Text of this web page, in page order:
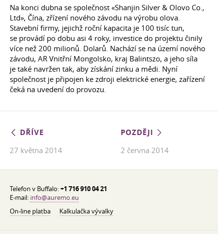
Na konci dubna se společnost «Shanjin Silver & Olovo Co.,
Ltd», Čína, zřízení nového závodu na výrobu olova.
Stavební firmy, jejichž roční kapacita je 100 tisíc tun,
se provádí po dobu asi 4 roky, investice do projektu činily
více než 200 milionů. Dolarů. Nachází se na území nového
závodu, AR Vnitřní Mongolsko, kraj Balintszo, a jeho síla
je také navržen tak, aby získání zinku a mědi. Nyní
společnost je připojen ke zdroji elektrické energie, zařízení
čeká na uvedení do provozu.
DŘÍVE
27 května 2014
POZDĚJI
2 června 2014
Telefon v Buffalo:+1 716 910 04 21
E-mail: info@auremo.eu
On-line platba
Kalkulačka vývalky